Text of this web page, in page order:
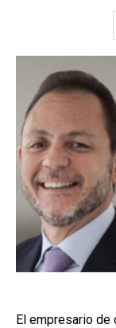
El empresario de